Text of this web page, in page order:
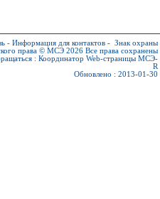
- Информация для контактов - Знак охраны
права © МСЭ 2026 Все права сохранены
: Координатор Web-страницы МСЭ-
R
Обновлено : 2013-01-30